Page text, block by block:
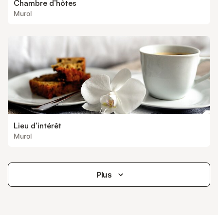
Chambre d’hôtes
Murol
Lieu d’intérêt
Murol
Plus